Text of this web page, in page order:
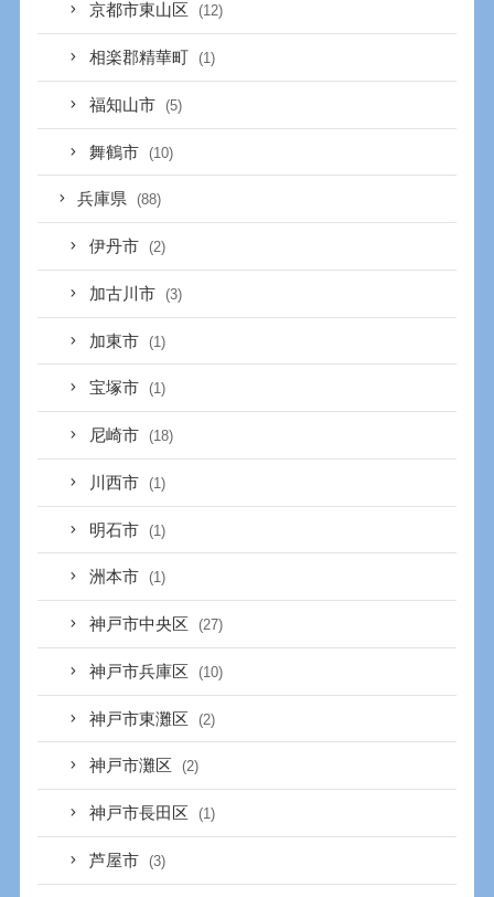
京都市東山区 (12)
相楽郡精華町 (1)
福知山市 (5)
舞鶴市 (10)
兵庫県 (88)
伊丹市 (2)
加古川市 (3)
加東市 (1)
宝塚市 (1)
尼崎市 (18)
川西市 (1)
明石市 (1)
洲本市 (1)
神戸市中央区 (27)
神戸市兵庫区 (10)
神戸市東灘区 (2)
神戸市灘区 (2)
神戸市長田区 (1)
芦屋市 (3)